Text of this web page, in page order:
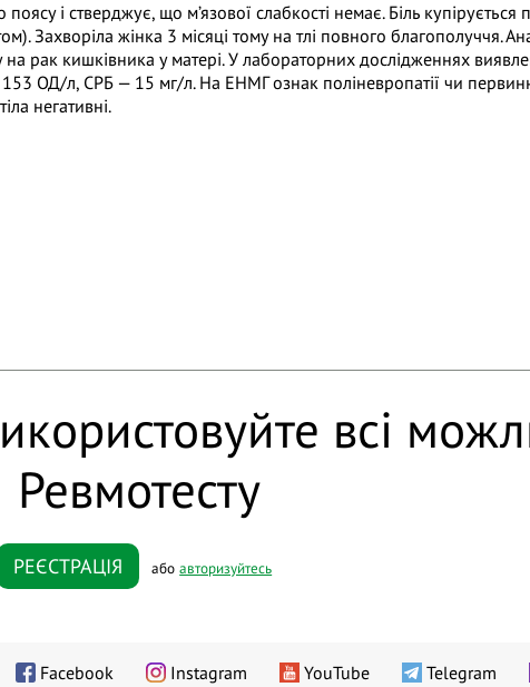
поясу і стверджує, що м’язової слабкості немає. Біль
Захворіла жінка 3 місяці тому на тлі повного благополуччя.
рак кишківника у матері. У лабораторних дослідженнях
л, СРБ — 15 мг/л. На ЕНМГ ознак поліневропатії чи
негативні.
всі
Ревмотесту
РЕЄСТРАЦІЯ абоавторизуйтесь
Facebook Instagram YouTube Telegram